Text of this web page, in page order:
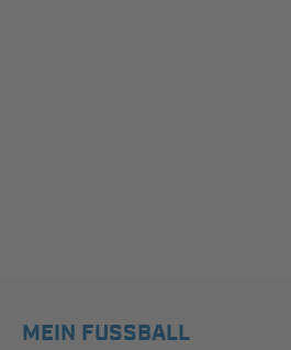
MEIN FUSSBALL